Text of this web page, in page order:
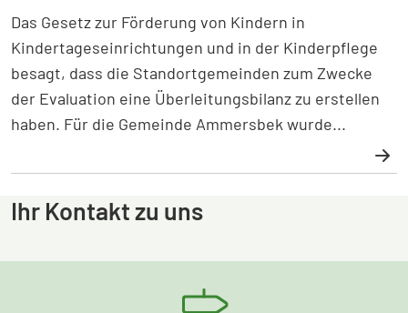
Das Gesetz zur Förderung von Kindern in
Kindertageseinrichtungen und in der Kinderpflege
besagt, dass die Standortgemeinden zum Zwecke
der Evaluation eine Überleitungsbilanz zu erstellen
haben. Für die Gemeinde Ammersbek wurde...
Weiterlesen: Kindertagsförderungsgesetz –
Ihr Kontakt zu uns